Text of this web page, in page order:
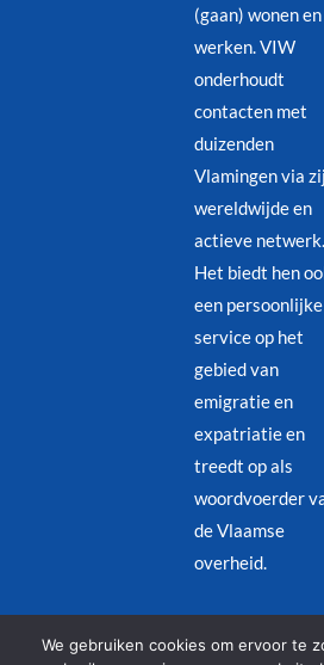
(gaan) wonen en
werken. VIW
onderhoudt
contacten met
duizenden
Vlamingen via
wereldwijde en
actieve netwerk.
Het biedt hen
een persoonlijke
service op het
gebied van
emigratie en
expatriatie en
treedt op als
woordvoerder
de Vlaamse
overheid.
Juridische kennisgeving–
We gebruiken cookies om ervoor te